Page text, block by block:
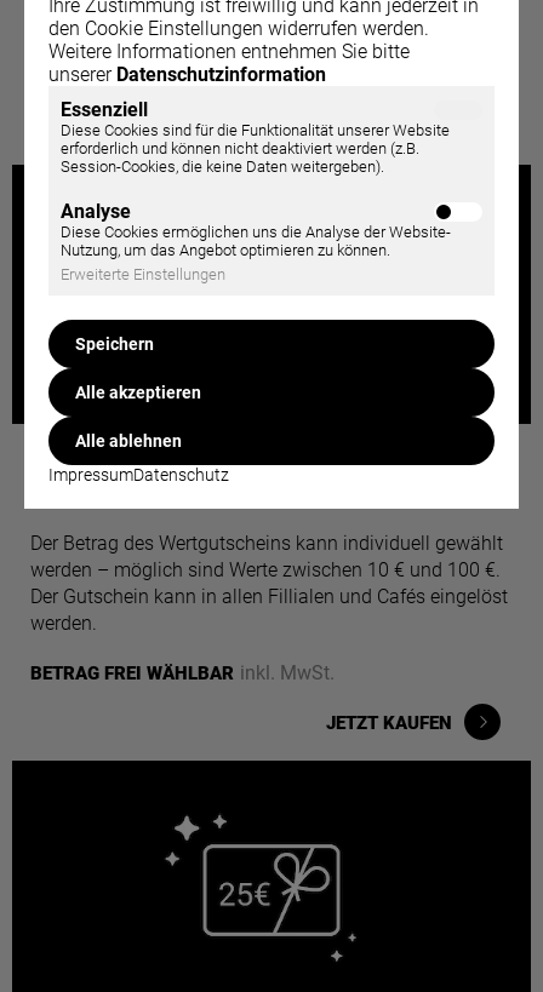
eingelöst werden.
36,50 € inkl. MwSt.
JETZT KAUFEN
WERTGUTSCHEIN
Der Betrag des Wertgutscheins kann individuell gewählt
werden – möglich sind Werte zwischen 10 € und 100 €.
Der Gutschein kann in allen Fillialen und Cafés eingelöst
werden.
BETRAG FREI WÄHLBAR inkl. MwSt.
JETZT KAUFEN
Ihre Zustimmung ist freiwillig und kann jederzeit in
den Cookie Einstellungen widerrufen werden.
Weitere Informationen entnehmen Sie bitte
unserer Datenschutzinformation
Essenziell
Diese Cookies sind für die Funktionalität unserer Website
erforderlich und können nicht deaktiviert werden (z.B.
Session-Cookies, die keine Daten weitergeben).
Analyse
Diese Cookies ermöglichen uns die Analyse der Website-
Nutzung, um das Angebot optimieren zu können.
Erweiterte Einstellungen
Speichern
Alle akzeptieren
Alle ablehnen
ImpressumDatenschutz